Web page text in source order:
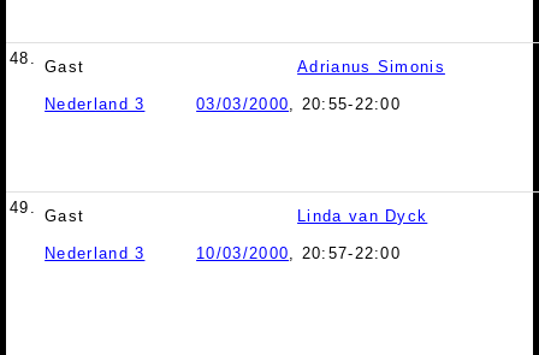
48. Gast Adrianus Simonis
Nederland 3 03/03/2000, 20:55-22:00
49. Gast Linda van Dyck
Nederland 3 10/03/2000, 20:57-22:00